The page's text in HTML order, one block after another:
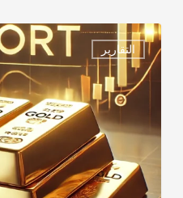
التقارير
التقرير
اليومـي
الإثنـــــــــــــــــــين
MONDAY
REPORT